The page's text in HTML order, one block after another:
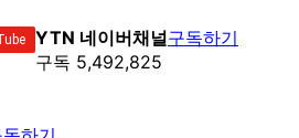
YTN 네이버채널
구독 5,492,825
구독하기